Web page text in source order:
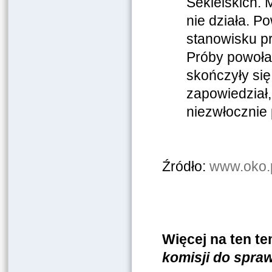
nie działa.
stanowisku
Próby
skończyły
Źródło:
Więcej na ten
komisji do